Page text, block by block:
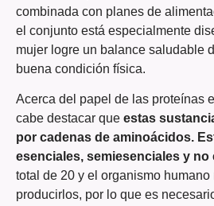
combinada con planes de
el conjunto está especialmente
mujer logre un balance saludable
buena condición física.
Acerca del papel de las proteínas
cabe destacar que estas
por cadenas de aminoácidos.
esenciales, semiesenciales y no
total de 20 y el organismo
producirlos, por lo que es